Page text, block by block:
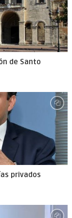
de Santo
privados